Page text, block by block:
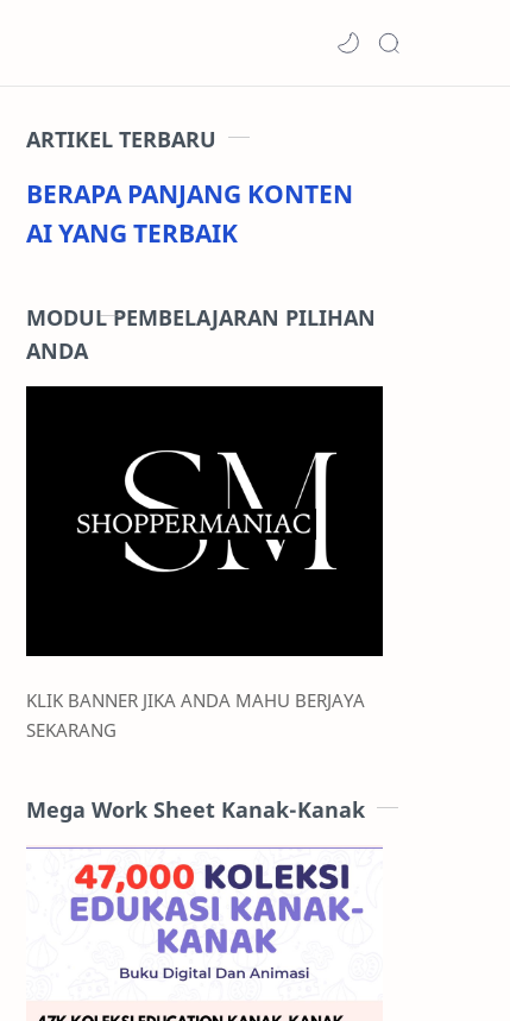
ARTIKEL TERBARU
BERAPA PANJANG KONTEN
AI YANG TERBAIK
MODUL PEMBELAJARAN PILIHAN
ANDA
KLIK BANNER JIKA ANDA MAHU BERJAYA
SEKARANG
Mega Work Sheet Kanak-Kanak